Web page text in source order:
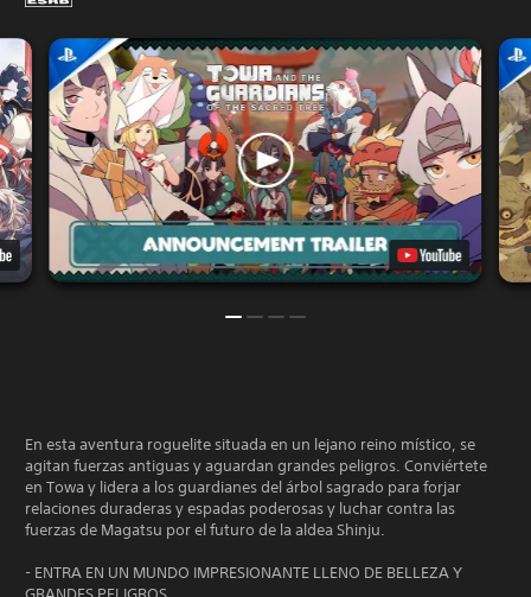
En esta aventura roguelite situada en un lejano reino místico, se
agitan fuerzas antiguas y aguardan grandes peligros. Conviértete
en Towa y lidera a los guardianes del árbol sagrado para forjar
relaciones duraderas y espadas poderosas y luchar contra las
fuerzas de Magatsu por el futuro de la aldea Shinju.
- ENTRA EN UN MUNDO IMPRESIONANTE LLENO DE BELLEZA Y